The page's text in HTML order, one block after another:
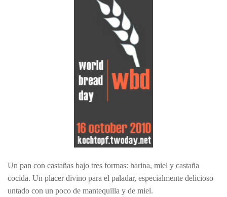
Un pan con castañas bajo tres formas: harina, miel y castaña
cocida. Un placer divino para el paladar, especialmente delicioso
untado con un poco de mantequilla y de miel.